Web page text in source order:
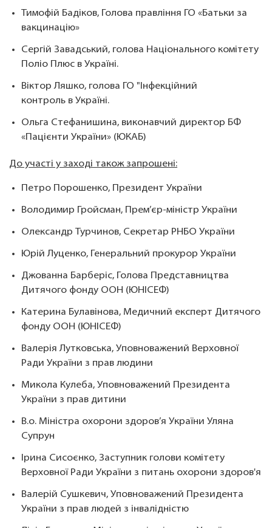
Тимофій Бадіков, Голова правління ГО «Батьки за
вакцинацію»
Сергій Завадський, голова Національного комітету
Поліо Плюс в Україні.
Віктор Ляшко, голова ГО "Інфекційний
контроль в Україні.
Ольга Стефанишина, виконавчий директор БФ
«Пацієнти України» (ЮКАБ)
До участі у заході також запрошені:
Петро Порошенко, Президент України
Володимир Гройсман, Прем’єр-міністр України
Олександр Турчинов, Секретар РНБО України
Юрій Луценко, Генеральний прокурор України
Джованна Барберіс, Голова Представництва
Дитячого фонду ООН (ЮНІСЕФ)
Катерина Булавінова, Медичний експерт Дитячого
фонду ООН (ЮНІСЕФ)
Валерія Лутковська, Уповноважений Верховної
Ради України з прав людини
Микола Кулеба, Уповноважений Президента
України з прав дитини
В.о. Міністра охорони здоров’я України Уляна
Супрун
Ірина Сисоєнко, Заступник голови комітету
Верховної Ради України з питань охорони здоров'я
Валерій Сушкевич, Уповноважений Президента
України з прав людей з інвалідністю